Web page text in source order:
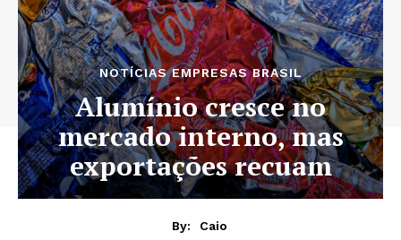
NOTÍCIAS EMPRESAS BRASIL
Alumínio cresce no
mercado interno, mas
exportações recuam
By:
Caio